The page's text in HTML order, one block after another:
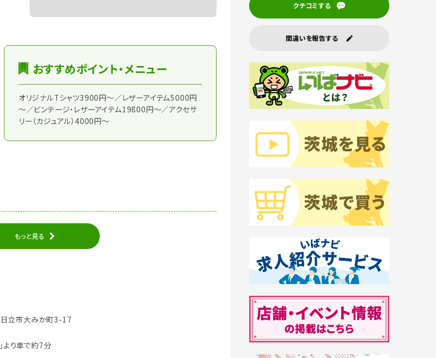
おすすめポイント・メニュー
オリジナルTシャツ3900円～／レザーアイテム5000円
～／ビンテージ・レザーアイテム19800円～／アクセサ
リー（カジュアル）4000円～
もっと見る
立市大みか町3-17
より車で約7分
クチコミする
間違いを報告する